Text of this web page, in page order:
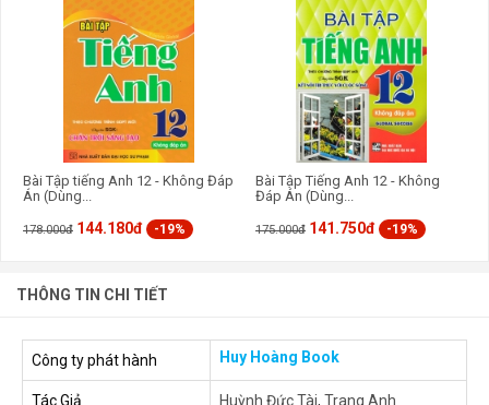
Bài Tập tiếng Anh 12 - Không Đáp
Án (Dùng...
178.000đ 144.180đ -19%
Bài Tập Tiếng Anh 12 - Không
Đáp Án (Dùng...
175.000đ 141.750đ -19%
THÔNG TIN CHI TIẾT
Công ty phát hành Huy Hoàng Book
Tác Giả Huỳnh Đức Tài, Trang Anh